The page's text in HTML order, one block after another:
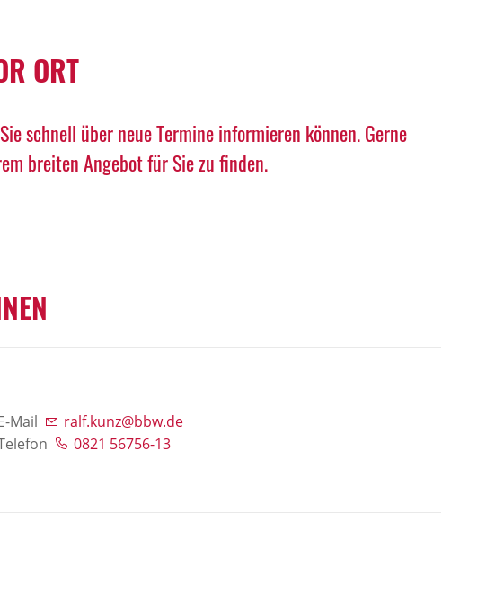
ORT
schnell über neue Termine informieren können. Gerne
breiten Angebot für Sie zu finden.
Mail
ralf.kunz@bbw.de
0821 56756-13